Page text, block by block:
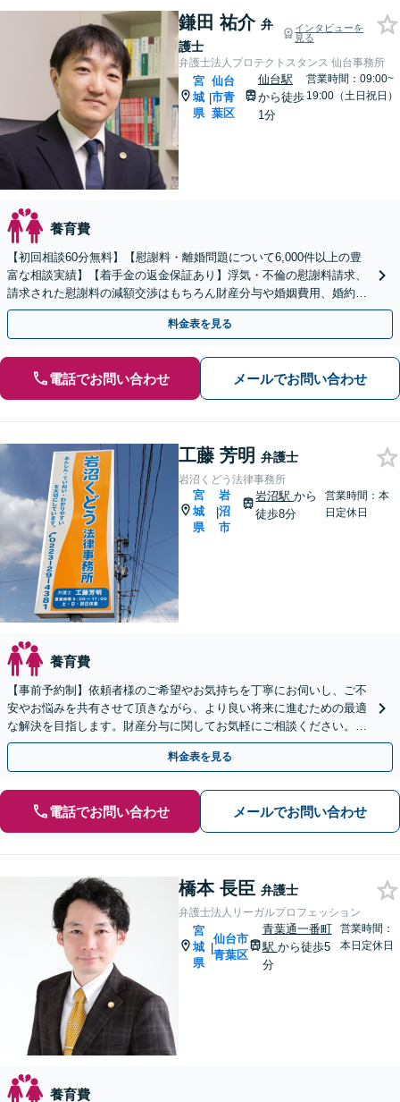
鎌田 祐介 弁
護士
インタビューを
見る
弁護士法人プロテクトスタンス 仙台事務所
宮
城
県
|
仙台
市青
葉区
仙台駅
から徒歩
1分
営業時間：09:00~
19:00（土日祝日）
養育費
【初回相談60分無料】【慰謝料・離婚問題について6,000件以上の豊
富な相談実績】【着手金の返金保証あり】浮気・不倫の慰謝料請求、
請求された慰謝料の減額交渉はもちろん財産分与や婚姻費用、婚約破
棄など様々な離婚・男女問題の解決実績が豊富です。
料金表を見る
電話でお問い合わせ メールでお問い合わせ
工藤 芳明 弁護士
岩沼くどう法律事務所
宮
城
県
|
岩
沼
市
岩沼駅から
徒歩8分
営業時間：本
日定休日
養育費
【事前予約制】依頼者様のご希望やお気持ちを丁寧にお伺いし、ご不
安やお悩みを共有させて頂きながら、より良い将来に進むための最適
な解決を目指します。財産分与に関してお気軽にご相談ください。
「熟年離婚にも対応可」【完全個室対応】
料金表を見る
電話でお問い合わせ メールでお問い合わせ
橋本 長臣 弁護士
弁護士法人リーガルプロフェッション
宮
城
県
|
仙台市
青葉区
青葉通一番町
駅 から徒歩5
分
営業時間：
本日定休日
養育費